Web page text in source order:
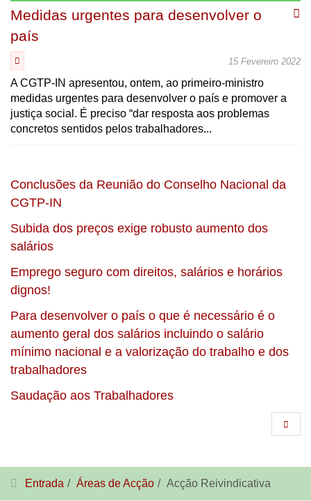
Medidas urgentes para desenvolver o
país
15 Fevereiro 2022
A CGTP-IN apresentou, ontem, ao primeiro-ministro
medidas urgentes para desenvolver o país e promover a
justiça social. É preciso “dar resposta aos problemas
concretos sentidos pelos trabalhadores...
Conclusões da Reunião do Conselho Nacional da
CGTP-IN
Subida dos preços exige robusto aumento dos
salários
Emprego seguro com direitos, salários e horários
dignos!
Para desenvolver o país o que é necessário é o
aumento geral dos salários incluindo o salário
mínimo nacional e a valorização do trabalho e dos
trabalhadores
Saudação aos Trabalhadores
Entrada Áreas de Acção Acção Reivindicativa